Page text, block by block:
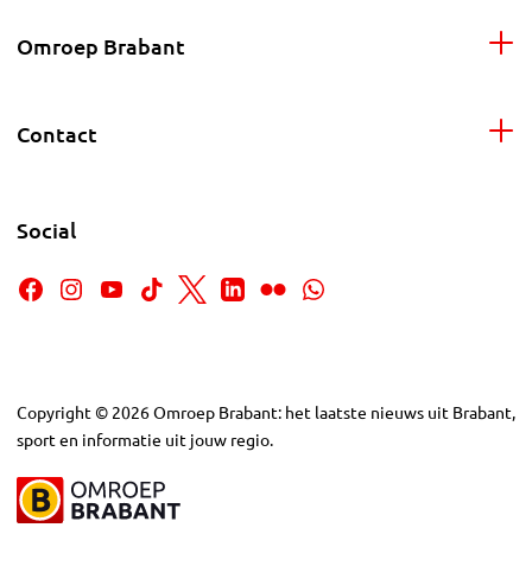
Omroep Brabant
Contact
Social
Copyright © 2026Omroep Brabant: het laatste nieuws uit Brabant,
sport en informatie uit jouw regio.